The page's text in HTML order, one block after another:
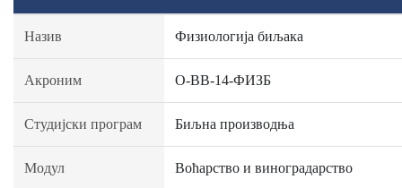
Назив Физиологија биљака
Акроним О-ВВ-14-ФИЗБ
Студијски програм Биљна производња
Модул Воћарство и виноградарство